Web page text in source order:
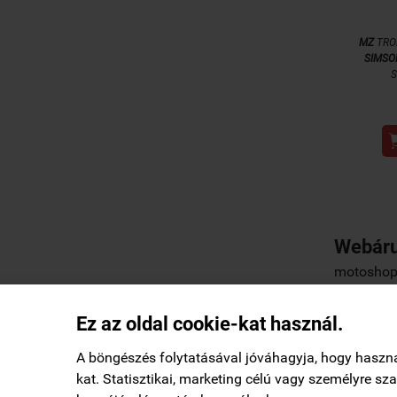
Ez az oldal cookie-kat használ.
A böngészés folytatásával jóváhagyja, hogy
kat. Statisztikai, marketing célú vagy személyre
MZ
Elállás a szerződéstől|Barion|Kezdőlap|
Nádas Csengele településről